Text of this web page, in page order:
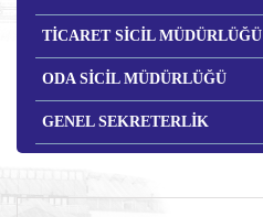
TİCARET SİCİL MÜDÜRLÜĞÜ
ODA SİCİL MÜDÜRLÜĞÜ
GENEL SEKRETERLİK